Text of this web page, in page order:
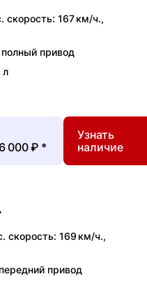
скорость: 167 км/ч.,
полный привод
л
000 ₽ *
Узнать
наличие
скорость: 169 км/ч.,
передний привод